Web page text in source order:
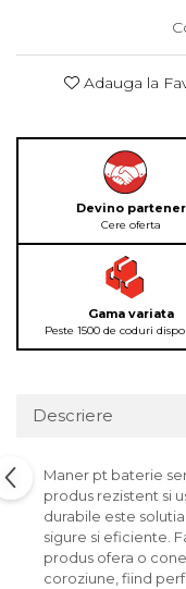
Adauga la
Devino partener
Cere oferta
Gama variata
Peste 1500 de coduri
Descriere
Maner pt baterie
produs rezistent si
durabile este
sigure si eficiente.
produs ofera o
coroziune, fiind